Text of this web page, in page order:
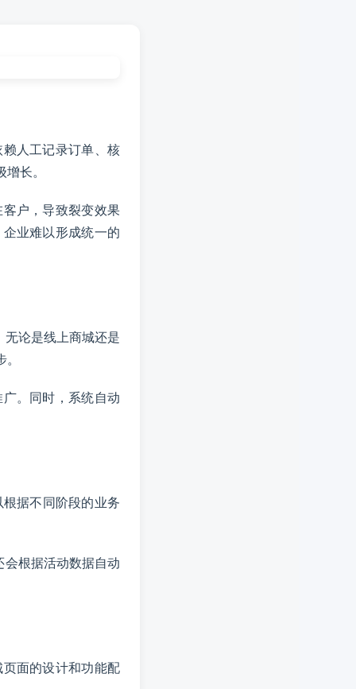
人工记录订单、核
长。
户，导致裂变效果
业难以形成统一的
无论是线上商城还是
。同时，系统自动
据不同阶段的业务
会根据活动数据自动
面的设计和功能配